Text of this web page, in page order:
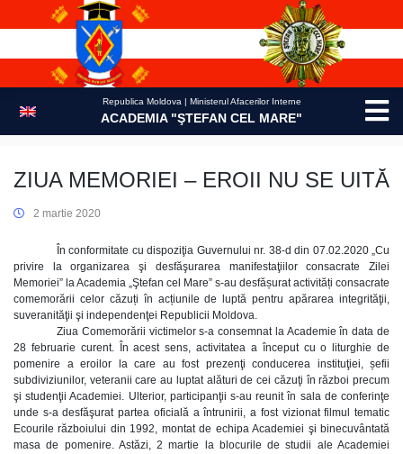
Republica Moldova | Ministerul Afacerilor Interne
ACADEMIA "ŞTEFAN CEL MARE"
ZIUA MEMORIEI – EROII NU SE UITĂ
2 martie 2020
În conformitate cu dispoziţia Guvernului nr. 38-d din 07.02.2020 „Cu
privire la organizarea şi desfăşurarea manifestaţiilor consacrate Zilei
Memoriei” la Academia „Ştefan cel Mare” s-au desfășurat activități consacrate
comemorării celor căzuți în acțiunile de luptă pentru apărarea integrităţii,
suveranităţii şi independenţei Republicii Moldova.
Ziua Comemorării victimelor s-a consemnat la Academie în data de
28 februarie curent. În acest sens, activitatea a început cu o liturghie de
pomenire a eroilor la care au fost prezenţi conducerea instituţiei, șefii
subdiviziunilor, veteranii care au luptat alături de cei căzuţi în război precum
şi studenţii Academiei. Ulterior, participanţii s-au reunit în sala de conferinţe
unde s-a desfăşurat partea oficială a întrunirii, a fost vizionat filmul tematic
Ecourile războiului din 1992, montat de echipa Academiei şi binecuvântată
masa de pomenire. Astăzi, 2 martie la blocurile de studii ale Academiei